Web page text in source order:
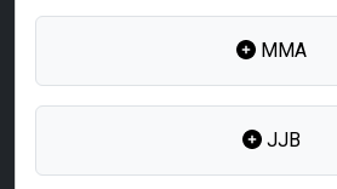
MMA
JJB